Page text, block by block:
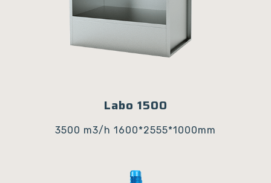
Labo 1500
3500 m3/h 1600*2555*1000mm